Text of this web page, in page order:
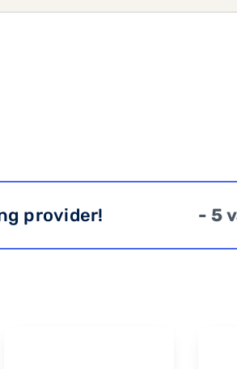
provider! - 5